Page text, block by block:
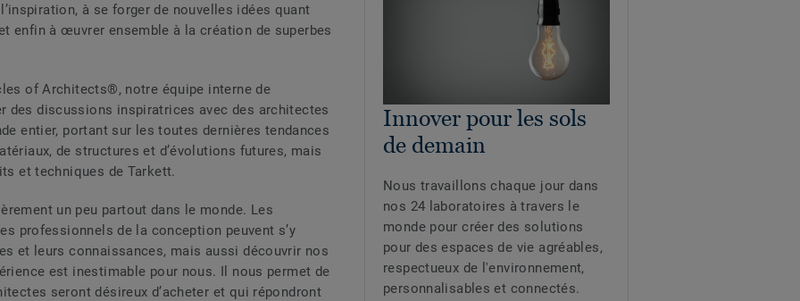
à se forger de nouvelles idées quant
enfin à œuvrer ensemble à la création de superbes
of Architects®, notre équipe interne de
des discussions inspiratrices avec des architectes
entier, portant sur les toutes dernières tendances
de structures et d’évolutions futures, mais
et techniques de Tarkett.
un peu partout dans le monde. Les
professionnels de la conception peuvent s’y
et leurs connaissances, mais aussi découvrir nos
est inestimable pour nous. Il nous permet de
seront désireux d’acheter et qui répondront
Innover pour les sols
de demain
Nous travaillons chaque jour dans
nos 24 laboratoires à travers le
monde pour créer des solutions
pour des espaces de vie agréables,
respectueux de l'environnement,
personnalisables et connectés.